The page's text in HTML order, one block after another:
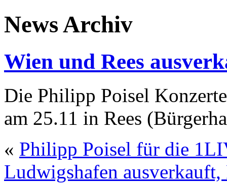
News Archiv
Wien und Rees
Die Philipp Poisel
am 25.11 in Rees
« Philipp Poisel für die
Ludwigshafen